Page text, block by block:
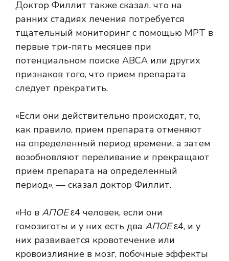
Доктор Филлит также сказал, что на
ранних стадиях лечения потребуется
тщательный мониторинг с помощью МРТ в
первые три-пять месяцев при
потенциальном поиске АВСА или других
признаков того, что прием препарата
следует прекратить.
«Если они действительно происходят, то,
как правило, прием препарата отменяют
на определенный период времени, а затем
возобновляют переливание и прекращают
прием препарата на определенный
период», — сказал доктор Филлит.
«Но в АПОЕε4 человек, если они
гомозиготы и у них есть два АПОЕε4, и у
них развивается кровотечение или
кровоизлияние в мозг, побочные эффекты